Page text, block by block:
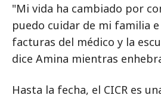
"Mi vida ha cambiado por
puedo cuidar de mi familia
facturas del médico y la
dice Amina mientras
Hasta la fecha, el CICR es